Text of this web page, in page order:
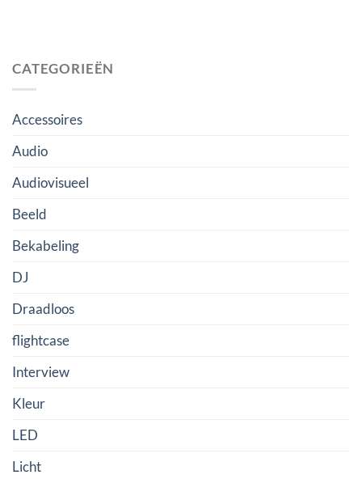
CATEGORIEËN
Accessoires
Audio
Audiovisueel
Beeld
Bekabeling
DJ
Draadloos
flightcase
Interview
Kleur
LED
Licht